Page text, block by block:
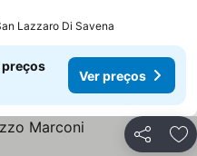
Lazzaro Di Savena
preços
Ver preços
Partilhar